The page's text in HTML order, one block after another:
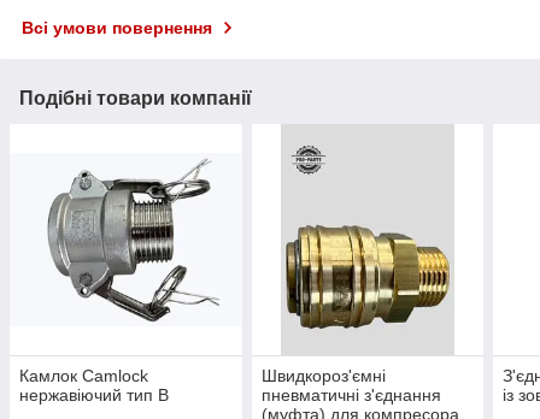
Всі умови повернення
Подібні товари компанії
Камлок Camlock
нержавіючий тип B
Швидкороз'ємні
пневматичні з'єднання
(муфта) для компресора
із